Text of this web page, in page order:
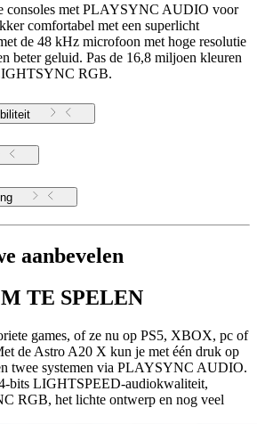
consoles met PLAYSYNC AUDIO voor
comfortabel met een superlicht
de 48 kHz microfoon met hoge resolutie
beter geluid. Pas de 16,8 miljoen kleuren
RGB.
aanbevelen
TE SPELEN
games, of ze nu op PS5, XBOX, pc of
de Astro A20 X kun je met één druk op
twee systemen via PLAYSYNC AUDIO.
bits LIGHTSPEED-audiokwaliteit,
RGB, het lichte ontwerp en nog veel